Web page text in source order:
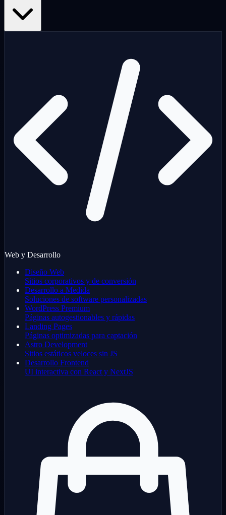
Web y Desarrollo
Diseño Web
Sitios corporativos y de conversión
Desarrollo a Medida
Soluciones de software personalizadas
WordPress Premium
Páginas autogestionables y rápidas
Landing Pages
Páginas optimizadas para captación
Astro Development
Sitios estáticos veloces sin JS
Desarrollo Frontend
UI interactiva con React y NextJS